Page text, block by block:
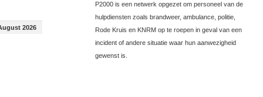
2026
P2000 is een netwerk opgezet om personeel van de
hulpdiensten zoals brandweer, ambulance, politie,
Rode Kruis en KNRM op te roepen in geval van een
incident of andere situatie waar hun aanwezigheid
gewenst is.